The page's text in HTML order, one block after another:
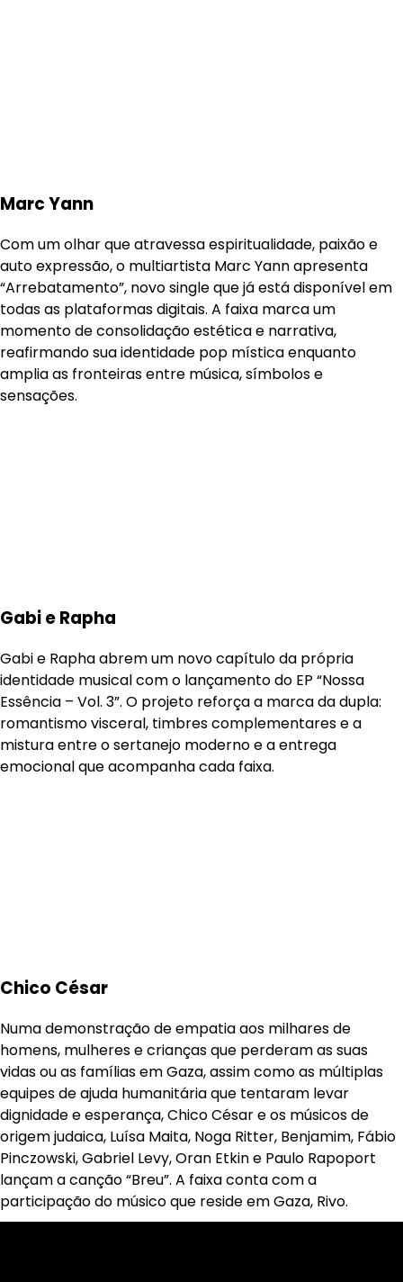
Marc Yann
Com um olhar que atravessa espiritualidade, paixão e
auto expressão, o multiartista Marc Yann apresenta
“Arrebatamento”, novo single que já está disponível em
todas as plataformas digitais. A faixa marca um
momento de consolidação estética e narrativa,
reafirmando sua identidade pop mística enquanto
amplia as fronteiras entre música, símbolos e
sensações.
Gabi e Rapha
Gabi e Rapha abrem um novo capítulo da própria
identidade musical com o lançamento do EP “Nossa
Essência – Vol. 3”. O projeto reforça a marca da dupla:
romantismo visceral, timbres complementares e a
mistura entre o sertanejo moderno e a entrega
emocional que acompanha cada faixa.
Chico César
Numa demonstração de empatia aos milhares de
homens, mulheres e crianças que perderam as suas
vidas ou as famílias em Gaza, assim como as múltiplas
equipes de ajuda humanitária que tentaram levar
dignidade e esperança, Chico César e os músicos de
origem judaica, Luísa Maita, Noga Ritter, Benjamim, Fábio
Pinczowski, Gabriel Levy, Oran Etkin e Paulo Rapoport
lançam a canção “Breu”. A faixa conta com a
participação do músico que reside em Gaza, Rivo.